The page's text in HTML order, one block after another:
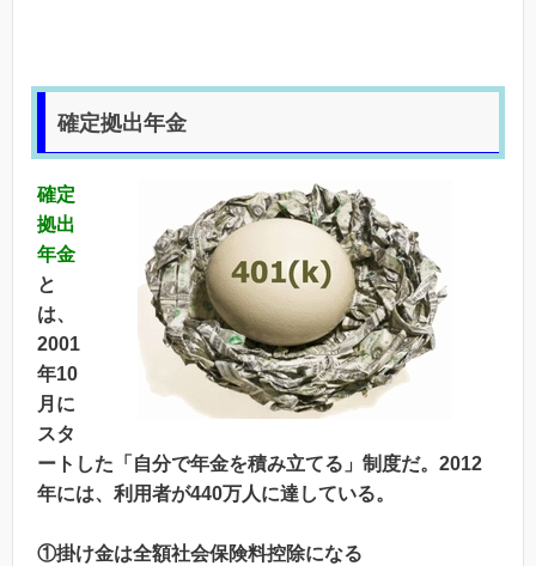
確定拠出年金
確定
拠出
年金
と
は、
2001
年10
月に
スタ
ートした「自分で年金を積み立てる」制度だ。2012
年には、利用者が440万人に達している。
①掛け金は全額社会保険料控除になる